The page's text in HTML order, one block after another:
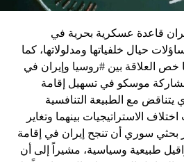
والباحث السياسي الفلسطيني
نيوز عربية”:
المفاوضات وأي حديث من هذا
الفلسطيني.
هي أن نتنياهو يعرض المجتمع
للخطر.
قاعدة عسكرية بحرية في
حيال خلفياتها ومدلولاتها، كما
خص العلاقة بين #روسيا وإيران في
موسكو في تسهيل إقامة
يتناقض مع الطبيعة التنافسية
الاستراتيجيات بينهما وتغاير
بحثي سوري أن تنجح إيران في إقامة
طبيعية وسياسية، مشيراً إلى أن